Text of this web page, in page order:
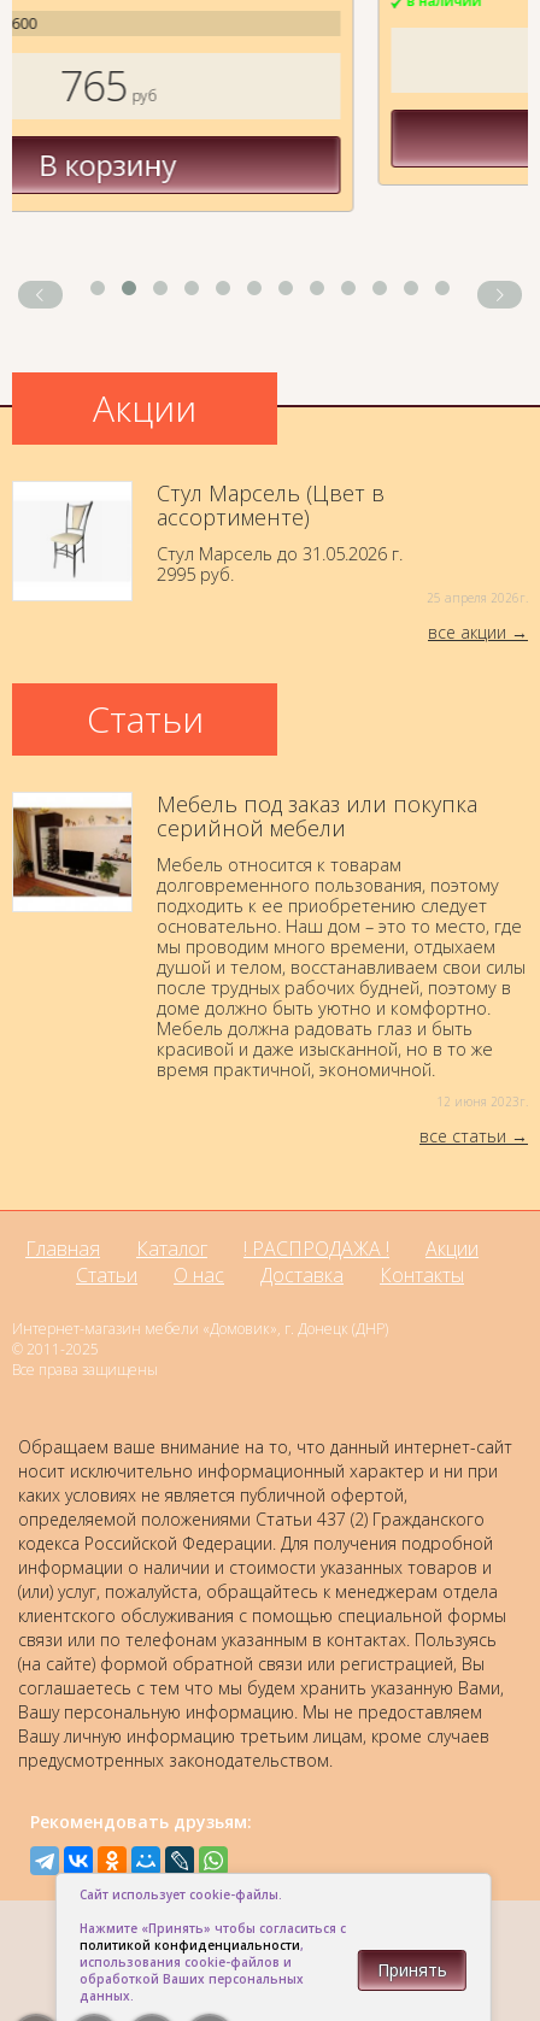
30 40
В корзину
Акции
Стул Марсель (Цвет в
ассортименте)
Стул Марсель до 31.05.2026 г.
2995 руб.
25 aпреля 2026г.
все акции
Статьи
Мебель под заказ или покупка
серийной мебели
Мебель относится к товарам
долговременного пользования, поэтому
подходить к ее приобретению следует
основательно. Наш дом – это то место, где
мы проводим много времени, отдыхаем
душой и телом, восстанавливаем свои силы
после трудных рабочих будней, поэтому в
доме должно быть уютно и комфортно.
Мебель должна радовать глаз и быть
красивой и даже изысканной, но в то же
время практичной, экономичной.
12 июня 2023г.
все статьи
Главная Каталог ! РАСПРОДАЖА !
Акции
Статьи
О нас Доставка Контакты
Интернет-магазин мебели «Домовик», г. Донецк (ДНР)
© 2011-2025
Все права защищены
Обращаем ваше внимание на то, что данный интернет-сайт
носит исключительно информационный характер и ни при
каких условиях не является публичной офертой,
определяемой положениями Статьи 437 (2) Гражданского
кодекса Российской Федерации. Для получения подробной
информации о наличии и стоимости указанных товаров и
(или) услуг, пожалуйста, обращайтесь к менеджерам отдела
клиентского обслуживания с помощью специальной формы
связи или по телефонам указанным в контактах. Пользуясь
(на сайте) формой обратной связи или регистрацией, Вы
соглашаетесь с тем что мы будем хранить указанную Вами,
Вашу персональную информацию. Мы не предоставляем
Вашу личную информацию третьим лицам, кроме случаев
предусмотренных законодательством.
Рекомендовать друзьям:
Сайт использует cookie-файлы.
Нажмите «Принять» чтобы согласиться с
политикой конфиденциальности,
использования cookie-файлов и
обработкой Ваших персональных
данных.
Принять